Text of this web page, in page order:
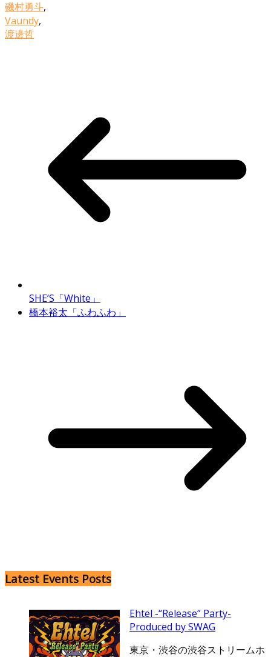
磯村勇斗,
Vaundy,
渡邊哲
SHE’S「White」
橋本裕太「ふわふわ」
Latest Events Posts
Ehtel -“Release” Party-
Produced by SWAG
東京・渋谷の渋谷ストリームホ